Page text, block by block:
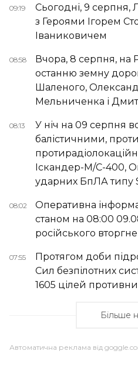
09:19
Сьогодні, 9 серпня,
з Героями Ігорем
Іваниковичем
08:58
Вчора, 8 серпня, на
останню земну
Шаленого,
Мельниченка і
08:13
У ніч на 09 серпня
балістичними,
Іскандер-М/С-400,
ударних БпЛА типу
08:02
Оперативна
станом на 08:00
російського
07:55
Протягом доби
Сил безпілотних
1605 цілей
Більше
Автоматична реклама від